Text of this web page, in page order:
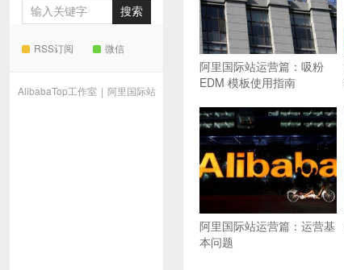
RSS订阅 微信
AlibabaTop工作室 | 阿里国际站
阿里国际站运营篇：吸粉
EDM 模板使用指南
阿里国际站运营篇：运营基
本问题